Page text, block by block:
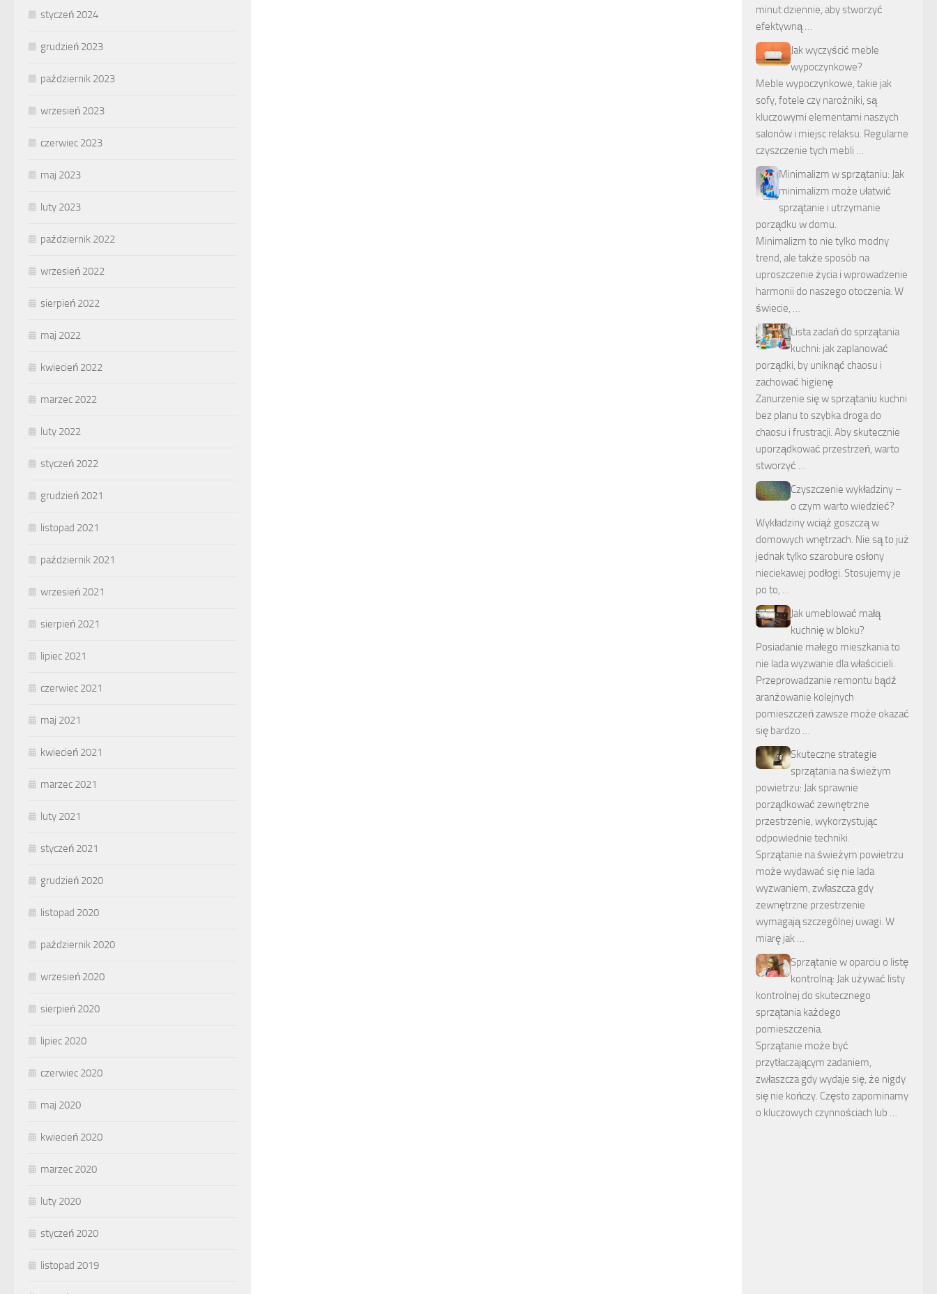
styczeń 2024
grudzień 2023
październik 2023
wrzesień 2023
czerwiec 2023
maj 2023
luty 2023
październik 2022
wrzesień 2022
sierpień 2022
maj 2022
kwiecień 2022
marzec 2022
luty 2022
styczeń 2022
grudzień 2021
listopad 2021
październik 2021
wrzesień 2021
sierpień 2021
lipiec 2021
czerwiec 2021
maj 2021
kwiecień 2021
marzec 2021
luty 2021
styczeń 2021
grudzień 2020
listopad 2020
październik 2020
wrzesień 2020
sierpień 2020
lipiec 2020
czerwiec 2020
maj 2020
kwiecień 2020
marzec 2020
luty 2020
styczeń 2020
listopad 2019
minut dziennie, aby stworzyć
efektywną …
Jak wyczyścić meble
wypoczynkowe?
Meble wypoczynkowe, takie jak
sofy, fotele czy narożniki, są
kluczowymi elementami naszych
salonów i miejsc relaksu. Regularne
czyszczenie tych mebli …
Minimalizm w sprzątaniu: Jak
minimalizm może ułatwić
sprzątanie i utrzymanie
porządku w domu.
Minimalizm to nie tylko modny
trend, ale także sposób na
uproszczenie życia i wprowadzenie
harmonii do naszego otoczenia. W
świecie, …
Lista zadań do sprzątania
kuchni: jak zaplanować
porządki, by uniknąć chaosu i
zachować higienę
Zanurzenie się w sprzątaniu kuchni
bez planu to szybka droga do
chaosu i frustracji. Aby skutecznie
uporządkować przestrzeń, warto
stworzyć …
Czyszczenie wykładziny –
o czym warto wiedzieć?
Wykładziny wciąż goszczą w
domowych wnętrzach. Nie są to już
jednak tylko szarobure osłony
nieciekawej podłogi. Stosujemy je
po to, …
Jak umeblować małą
kuchnię w bloku?
Posiadanie małego mieszkania to
nie lada wyzwanie dla właścicieli.
Przeprowadzanie remontu bądź
aranżowanie kolejnych
pomieszczeń zawsze może okazać
się bardzo …
Skuteczne strategie
sprzątania na świeżym
powietrzu: Jak sprawnie
porządkować zewnętrzne
przestrzenie, wykorzystując
odpowiednie techniki.
Sprzątanie na świeżym powietrzu
może wydawać się nie lada
wyzwaniem, zwłaszcza gdy
zewnętrzne przestrzenie
wymagają szczególnej uwagi. W
miarę jak …
Sprzątanie w oparciu o listę
kontrolną: Jak używać listy
kontrolnej do skutecznego
sprzątania każdego
pomieszczenia.
Sprzątanie może być
przytłaczającym zadaniem,
zwłaszcza gdy wydaje się, że nigdy
się nie kończy. Często zapominamy
o kluczowych czynnościach lub …